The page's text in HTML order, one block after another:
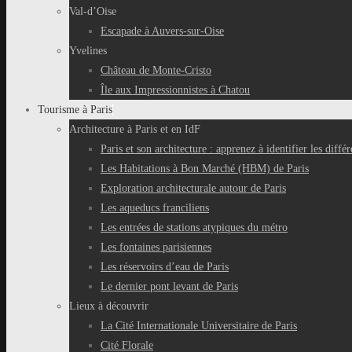
Val-d’Oise
Escapade à Auvers-sur-Oise
Yvelines
Château de Monte-Cristo
Île aux Impressionnistes à Chatou
Tourisme à Paris
Architecture à Paris et en IdF
Paris et son architecture : apprenez à identifier les
Les Habitations à Bon Marché (HBM) de Paris
Exploration architecturale autour de Paris
Les aqueducs franciliens
Les entrées de stations atypiques du métro
Les fontaines parisiennes
Les réservoirs d’eau de Paris
Le dernier pont levant de Paris
Lieux à découvrir
La Cité Internationale Universitaire de Paris
Cité Florale